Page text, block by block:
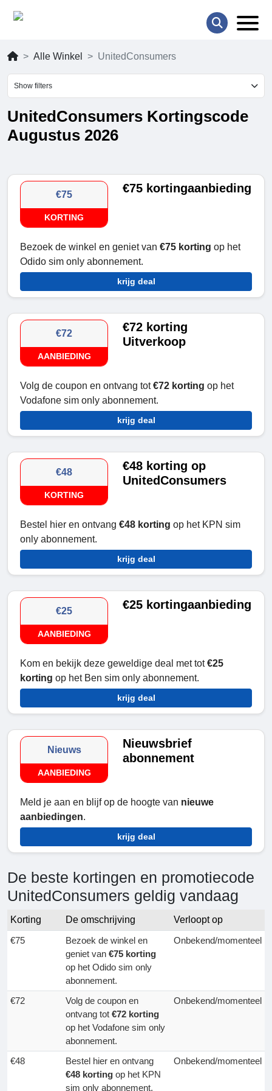
Alle Winkel UnitedConsumers
Show filters
UnitedConsumers Kortingscode
Augustus 2026
€75
KORTING
€75 kortingaanbieding
Bezoek de winkel en geniet van €75 korting op het
Odido sim only abonnement.
krijg deal
€72
AANBIEDING
€72 korting
Uitverkoop
Volg de coupon en ontvang tot€72 korting op het
Vodafone sim only abonnement.
krijg deal
€48
KORTING
€48 korting op
UnitedConsumers
Bestel hier en ontvang €48 korting op het KPN sim
only abonnement.
krijg deal
€25
AANBIEDING
€25 kortingaanbieding
Kom en bekijk deze geweldige deal met tot€25
korting op het Ben sim only abonnement.
krijg deal
Nieuws
AANBIEDING
Nieuwsbrief
abonnement
Meld je aan en blijf op de hoogte van nieuwe
aanbiedingen.
krijg deal
De beste kortingen en promotiecode
UnitedConsumers geldig vandaag
Korting De omschrijving
Verloopt op
€75
Bezoek de winkel en
geniet van €75 korting
op het Odido sim only
abonnement.
Onbekend/momenteel
€72
Volg de coupon en
ontvang tot €72 korting
op het Vodafone sim only
abonnement.
Onbekend/momenteel
€48
Bestel hier en ontvang
€48 korting op het KPN
sim only abonnement.
Onbekend/momenteel